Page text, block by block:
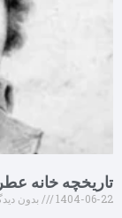
تاریخچه خانه
1404-06-22
بدون